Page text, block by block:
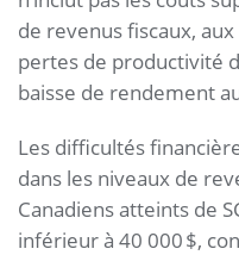
de revenus fiscaux,
pertes de productivité
baisse de rendement
Les difficultés
dans les niveaux de
Canadiens atteints de
inférieur à 40 000 $,